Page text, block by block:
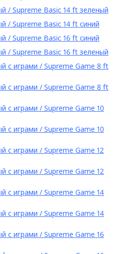
/ Supreme Basic 14 ft зеленый
/ Supreme Basic 14 ft синий
/ Supreme Basic 16 ft синий
/ Supreme Basic 16 ft зеленый
с играми / Supreme Game 8 ft
с играми / Supreme Game 8 ft
с играми / Supreme Game 10
с играми / Supreme Game 10
с играми / Supreme Game 12
с играми / Supreme Game 12
с играми / Supreme Game 14
с играми / Supreme Game 14
с играми / Supreme Game 16